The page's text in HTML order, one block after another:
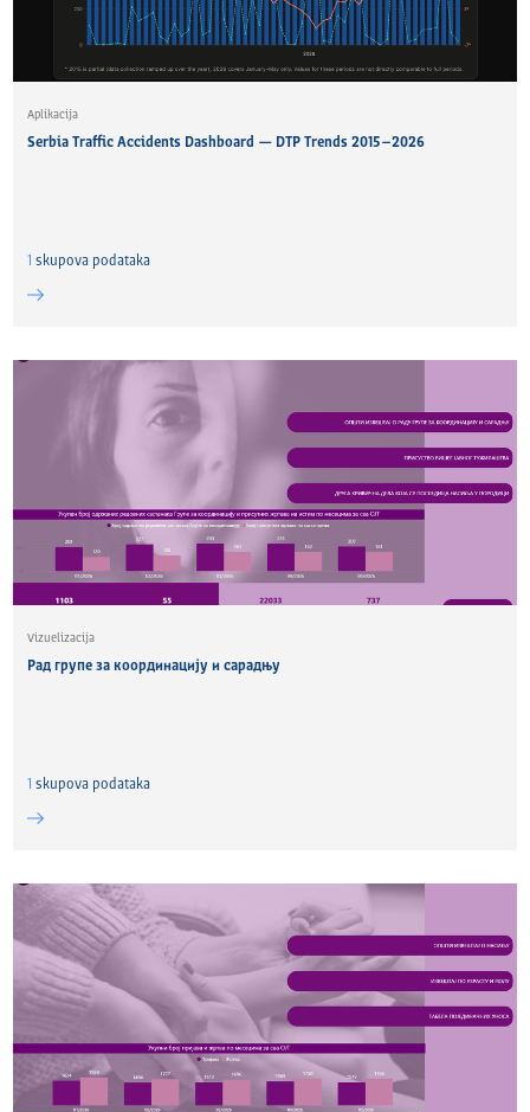
Aplikacija
Serbia Traffic Accidents Dashboard — DTP Trends 2015–2026
1 skupova podataka
Vizuelizacija
Рад групе за координацију и сарадњу
1 skupova podataka